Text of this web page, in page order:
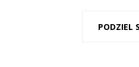
PODZIEL